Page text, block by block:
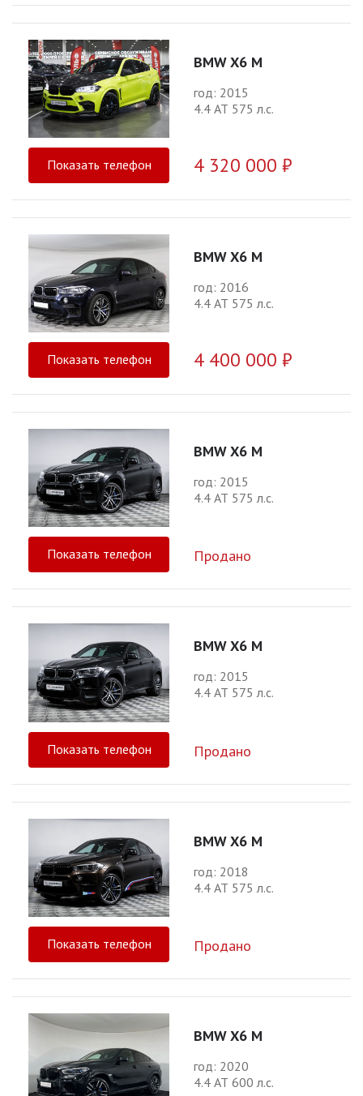
BMW X6 M
год: 2015
4.4 АТ 575 л.с.
Показать телефон 4 320 000 ₽
BMW X6 M
год: 2016
4.4 АТ 575 л.с.
Показать телефон 4 400 000 ₽
BMW X6 M
год: 2015
4.4 АТ 575 л.с.
Показать телефон Продано
BMW X6 M
год: 2015
4.4 АТ 575 л.с.
Показать телефон Продано
BMW X6 M
год: 2018
4.4 АТ 575 л.с.
Показать телефон Продано
BMW X6 M
год: 2020
4.4 АТ 600 л.с.